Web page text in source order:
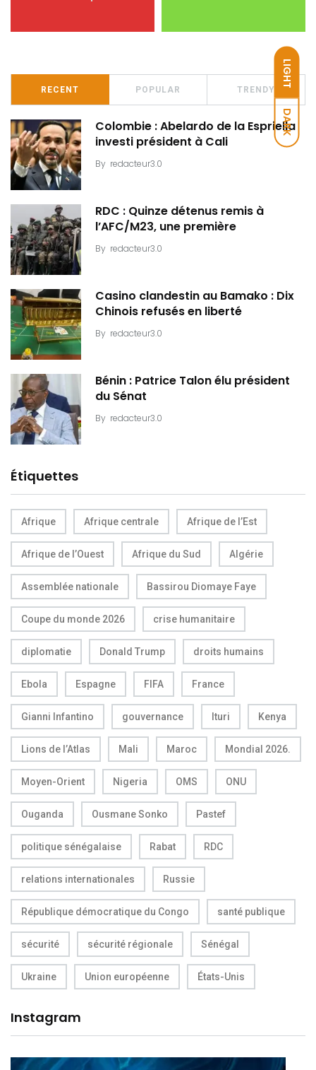
LIGHT
DARK
RECENT POPULAR TRENDY
Colombie : Abelardo de la Espriella
investi président à Cali
By redacteur3.0
RDC : Quinze détenus remis à
l’AFC/M23, une première
By redacteur3.0
Casino clandestin au Bamako : Dix
Chinois refusés en liberté
By redacteur3.0
Bénin : Patrice Talon élu président
du Sénat
By redacteur3.0
Étiquettes
Afrique Afrique centrale Afrique de l’Est
Afrique de l’Ouest Afrique du Sud Algérie
Assemblée nationale Bassirou Diomaye Faye
Coupe du monde 2026 crise humanitaire
diplomatie Donald Trump droits humains
Ebola Espagne FIFA France
Gianni Infantino gouvernance Ituri Kenya
Lions de l’Atlas Mali Maroc Mondial 2026.
Moyen-Orient Nigeria OMS ONU
Ouganda Ousmane Sonko Pastef
politique sénégalaise Rabat RDC
relations internationales Russie
République démocratique du Congo santé publique
sécurité sécurité régionale Sénégal
Ukraine Union européenne États-Unis
Instagram